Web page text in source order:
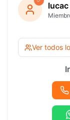
lucac
Ver todos